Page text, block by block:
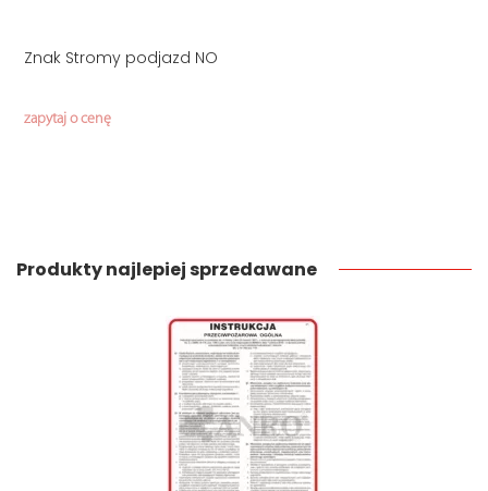
Znak Stromy podjazd NO
zapytaj o cenę
Produkty najlepiej sprzedawane